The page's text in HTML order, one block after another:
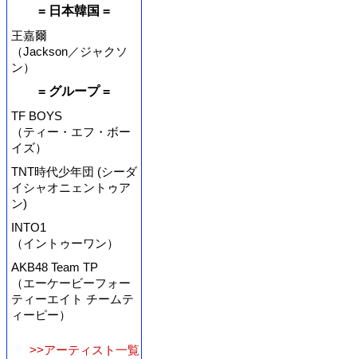
= 日本韓国 =
王嘉爾
（Jackson／ジャクソ
ン）
= グループ =
TF BOYS
（ティー・エフ・ボー
イズ）
TNT時代少年団 (シーダ
イシャオニェントゥア
ン)
INTO1
（イントゥーワン）
AKB48 Team TP
（エーケービーフォー
ティーエイト チームテ
ィーピー）
>>アーティスト一覧